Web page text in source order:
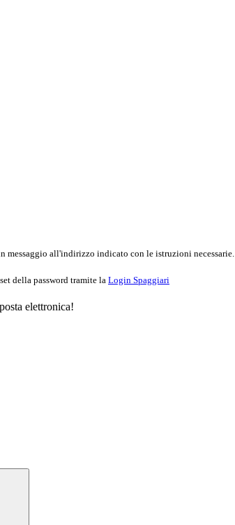
messaggio all'indirizzo indicato con le istruzioni necessarie.
della password tramite la Login Spaggiari
elettronica!